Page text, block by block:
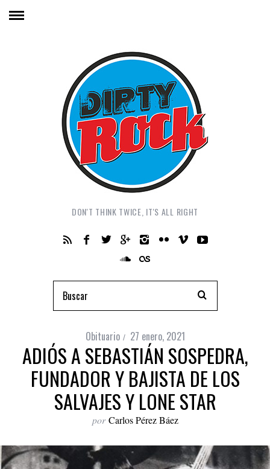
DON'T THINK TWICE, IT'S ALL RIGHT
Obituario 27 enero, 2021
ADIÓS A SEBASTIÁN SOSPEDRA,
FUNDADOR Y BAJISTA DE LOS
SALVAJES Y LONE STAR
por Carlos Pérez Báez